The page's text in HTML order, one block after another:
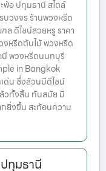
อ ปทุมธานี สไตล์
วงจร ร้านพวงหรีด
ล ดีไซน์สวยหรู ราคา
หรีดต้นไม้ พวงหรีด
นี พวงหรีดนนทบุรี
in Bangkok
ด่น ซึ่งล้วนมีดีไซน์
วทั้งสิ้น ทันสมัย มี
ยิ่งขึ้น สะท้อนความ
ทุมธานี